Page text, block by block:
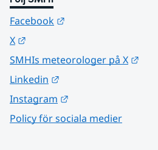
Facebook
X
SMHIs meteorologer på X
Linkedin
Instagram
Policy för sociala medier